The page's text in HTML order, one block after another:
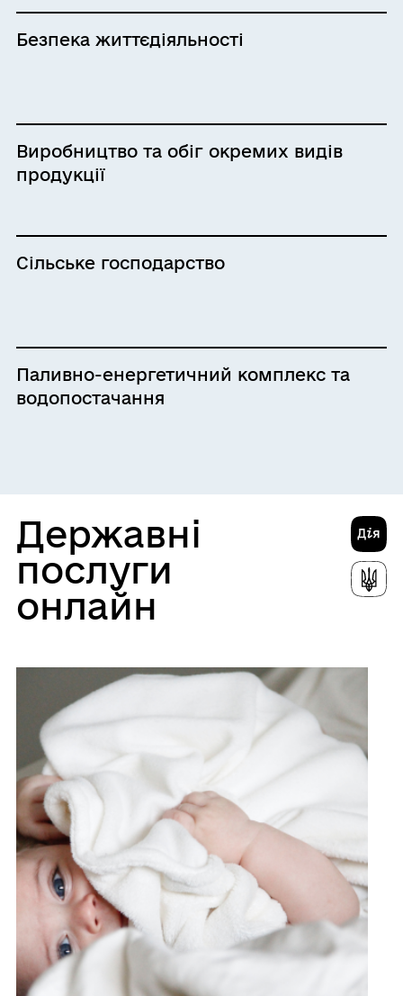
Безпека життєдіяльності
Виробництво та обіг окремих видів
продукції
Сільське господарство
Паливно-енергетичний комплекс та
водопостачання
Державні
послуги
онлайн